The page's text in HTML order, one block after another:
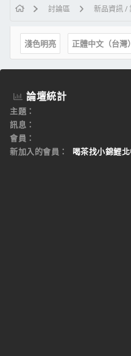
討論區 新品資訊 /
淺色明亮 正體中文（台灣）
論壇統計
主題
訊息
會員
新加入的會員
喝茶找小錦鯉北中